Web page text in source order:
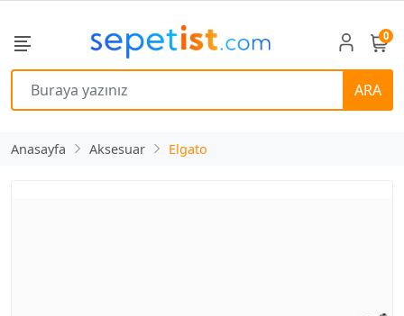
ARA
0
Anasayfa Aksesuar Elgato